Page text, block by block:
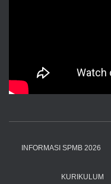
INFORMASI SPMB 2026
KURIKULUM